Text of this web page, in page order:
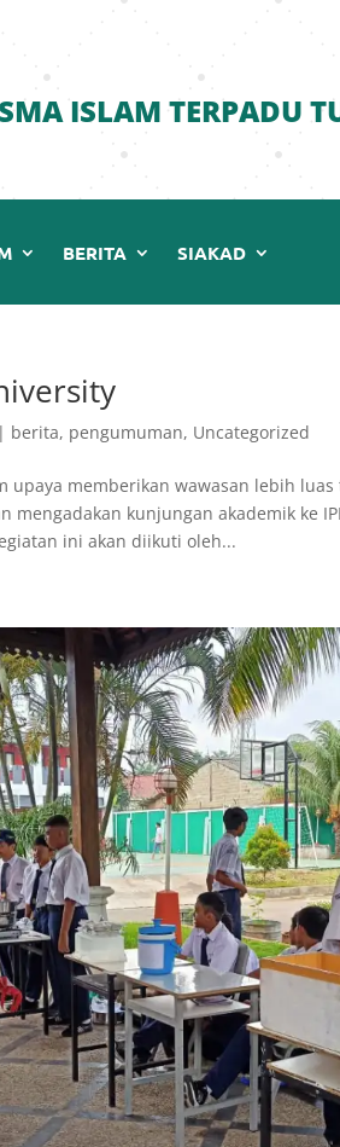
SMA ISLAM TERPADU
BERITA SIAKAD
| berita, pengumuman, Uncategorized
upaya memberikan wawasan lebih
mengadakan kunjungan akademik ke
ini akan diikuti oleh...